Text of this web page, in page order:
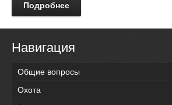
Подробнее
Навигация
Общие вопросы
Охота